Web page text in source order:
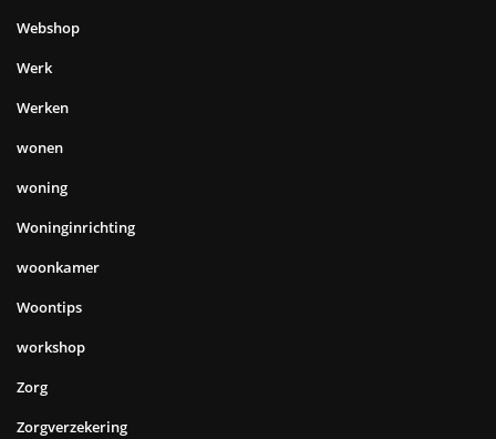
Webshop
Werk
Werken
wonen
woning
Woninginrichting
woonkamer
Woontips
workshop
Zorg
Zorgverzekering